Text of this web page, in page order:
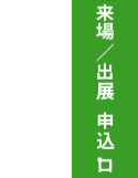
来場／出展 申込
・